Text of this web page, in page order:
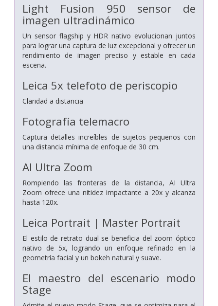
Light Fusion 950 sensor de
imagen ultradinámico
Un sensor flagship y HDR nativo evolucionan juntos
para lograr una captura de luz excepcional y ofrecer un
rendimiento de imagen preciso y estable en cada
escena.
Leica 5x telefoto de periscopio
Claridad a distancia
Fotografía telemacro
Captura detalles increíbles de sujetos pequeños con
una distancia mínima de enfoque de 30 cm.
AI Ultra Zoom
Rompiendo las fronteras de la distancia, AI Ultra
Zoom ofrece una nitidez impactante a 20x y alcanza
hasta 120x.
Leica Portrait | Master Portrait
El estilo de retrato dual se beneficia del zoom óptico
nativo de 5x, logrando un enfoque refinado en la
geometría facial y un bokeh natural y suave.
El maestro del escenario modo
Stage